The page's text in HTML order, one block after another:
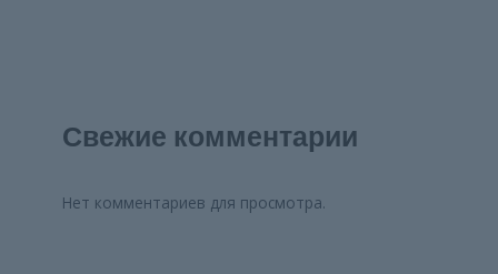
Свежие комментарии
Нет комментариев для просмотра.